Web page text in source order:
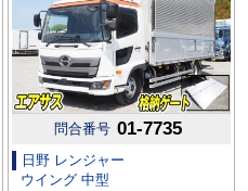
問合番号 01-7735
日野 レンジャー
ウイング 中型